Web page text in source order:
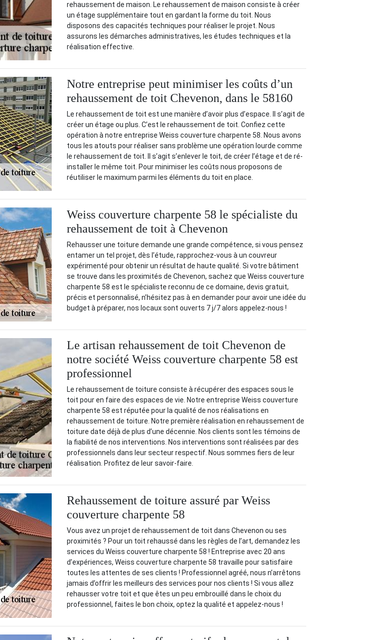
rehaussement de maison. Le rehaussement de maison consiste à créer
un étage supplémentaire tout en gardant la forme du toit. Nous
disposons des capacités techniques pour réaliser le projet. Nous
assurons les démarches administratives, les études techniques et la
réalisation effective.
Notre entreprise peut minimiser les coûts d’un
rehaussement de toit Chevenon, dans le 58160
Le rehaussement de toit est une manière d’avoir plus d’espace. Il s’agit de
créer un étage ou plus. C’est le rehaussement de toit. Confiez cette
opération à notre entreprise Weiss couverture charpente 58. Nous avons
tous les atouts pour réaliser sans problème une opération lourde comme
le rehaussement de toit. Il s’agit s’enlever le toit, de créer l’étage et de ré-
installer le même toit. Pour minimiser les coûts nous proposons de
réutiliser le maximum parmi les éléments du toit en place.
Weiss couverture charpente 58 le spécialiste du
rehaussement de toit à Chevenon
Rehausser une toiture demande une grande compétence, si vous pensez
entamer un tel projet, dès l’étude, rapprochez-vous à un couvreur
expérimenté pour obtenir un résultat de haute qualité. Si votre bâtiment
se trouve dans les proximités de Chevenon, sachez que Weiss couverture
charpente 58 est le spécialiste reconnu de ce domaine, devis gratuit,
précis et personnalisé, n’hésitez pas à en demander pour avoir une idée du
budget à préparer, nos locaux sont ouverts 7 j/7 alors appelez-nous !
Le artisan rehaussement de toit Chevenon de
notre société Weiss couverture charpente 58 est
professionnel
Le rehaussement de toiture consiste à récupérer des espaces sous le
toit pour en faire des espaces de vie. Notre entreprise Weiss couverture
charpente 58 est réputée pour la qualité de nos réalisations en
rehaussement de toiture. Notre première réalisation en rehaussement de
toiture date déjà de plus d’une décennie. Nos clients sont les témoins de
la fiabilité de nos interventions. Nos interventions sont réalisées par des
professionnels dans leur secteur respectif. Nous sommes fiers de leur
réalisation. Profitez de leur savoir-faire.
Rehaussement de toiture assuré par Weiss
couverture charpente 58
Vous avez un projet de rehaussement de toit dans Chevenon ou ses
proximités ? Pour un toit rehaussé dans les règles de l’art, demandez les
services du Weiss couverture charpente 58 ! Entreprise avec 20 ans
d’expériences, Weiss couverture charpente 58 travaille pour satisfaire
toutes les attentes de ses clients ! Professionnel agréé, nous n’arrêtons
jamais d’offrir les meilleurs des services pour nos clients ! Si vous allez
rehausser votre toit et que êtes un peu embrouillé dans le choix du
professionnel, faites le bon choix, optez la qualité et appelez-nous !